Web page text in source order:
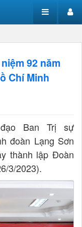
92 năm
Chí Minh
Ban Trị sự
đoàn Lạng Sơn
thành lập Đoàn
3/2023).